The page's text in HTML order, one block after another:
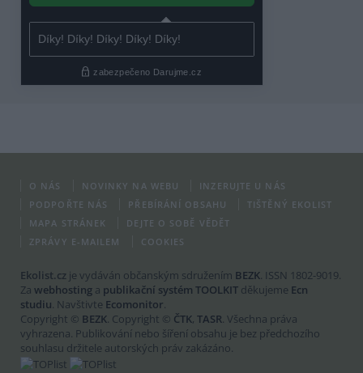
O NÁS NOVINKY NA WEBU
INZERUJTE U NÁS
PODPOŘTE NÁS
PŘEBÍRÁNÍ OBSAHU
TIŠTĚNÝ EKOLIST
MAPA STRÁNEK
DEJTE O SOBĚ VĚDĚT
ZPRÁVY E-MAILEM
COOKIES
Ekolist.cz je vydáván občanským sdružením BEZK. ISSN 1802-9019.
Za webhosting a publikační systém TOOLKIT děkujeme Ecn
studiu. Navštivte Ecomonitor.
Copyright © BEZK. Copyright © ČTK, TASR. Všechna práva
vyhrazena. Publikování nebo šíření obsahu je bez předchozího
souhlasu držitele autorských práv zakázáno.